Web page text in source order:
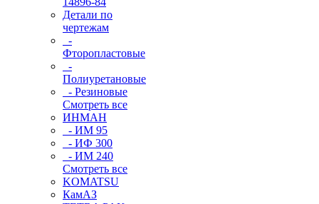
Детали по
чертежам
-
Фторопластовые
-
Полиуретановые
- Резиновые
Смотреть все
ИНМАН
- ИМ 95
- ИФ 300
- ИМ 240
Смотреть все
KOMATSU
КамАЗ